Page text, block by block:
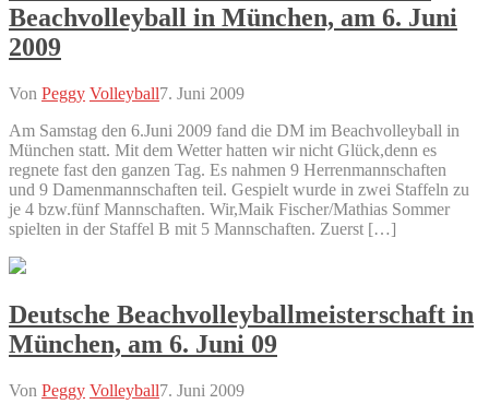
Beachvolleyball in München, am 6. Juni
2009
Von Peggy Volleyball7. Juni 2009
Am Samstag den 6.Juni 2009 fand die DM im Beachvolleyball in
München statt. Mit dem Wetter hatten wir nicht Glück,denn es
regnete fast den ganzen Tag. Es nahmen 9 Herrenmannschaften
und 9 Damenmannschaften teil. Gespielt wurde in zwei Staffeln zu
je 4 bzw.fünf Mannschaften. Wir,Maik Fischer/Mathias Sommer
spielten in der Staffel B mit 5 Mannschaften. Zuerst […]
Deutsche Beachvolleyballmeisterschaft in
München, am 6. Juni 09
Von Peggy Volleyball7. Juni 2009